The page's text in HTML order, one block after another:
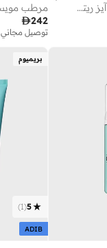
كريم العين أول أباوت آيز ريتش بفيتامين سي
242
توصيل مجاني
بريميوم
5
(
1
)
ADIB